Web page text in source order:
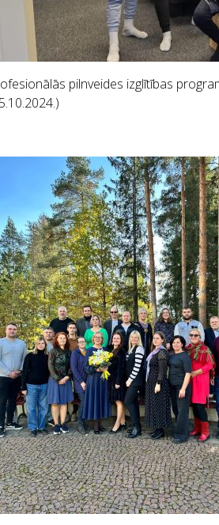
pilnveides izglītības